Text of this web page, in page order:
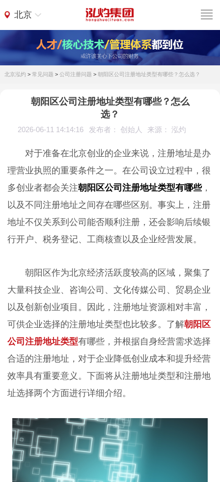
北京
北京泓灼 > 常见问题 > 公司注册问题 > 朝阳区公司注册地址类型有哪些？怎么选？
朝阳区公司注册地址类型有哪些？怎么
选？
2026-06-11 14:14:16 发布者： 创始人 来源： 泓灼
对于准备在北京创业的企业来说，注册地址是办
理营业执照的重要条件之一。在公司设立过程中，很
多创业者都会关注朝阳区公司注册地址类型有哪些，
以及不同注册地址之间存在哪些区别。事实上，注册
地址不仅关系到公司能否顺利注册，还会影响后续银
行开户、税务登记、工商核查以及企业经营发展。
朝阳区作为北京经济活跃度较高的区域，聚集了
大量科技企业、咨询公司、文化传媒公司、贸易企业
以及创新创业项目。因此，注册地址资源相对丰富，
可供企业选择的注册地址类型也比较多。了解朝阳区
公司注册地址类型有哪些，并根据自身经营需求选择
合适的注册地址，对于企业降低创业成本和提升经营
效率具有重要意义。下面将从注册地址类型和注册地
址选择两个方面进行详细介绍。